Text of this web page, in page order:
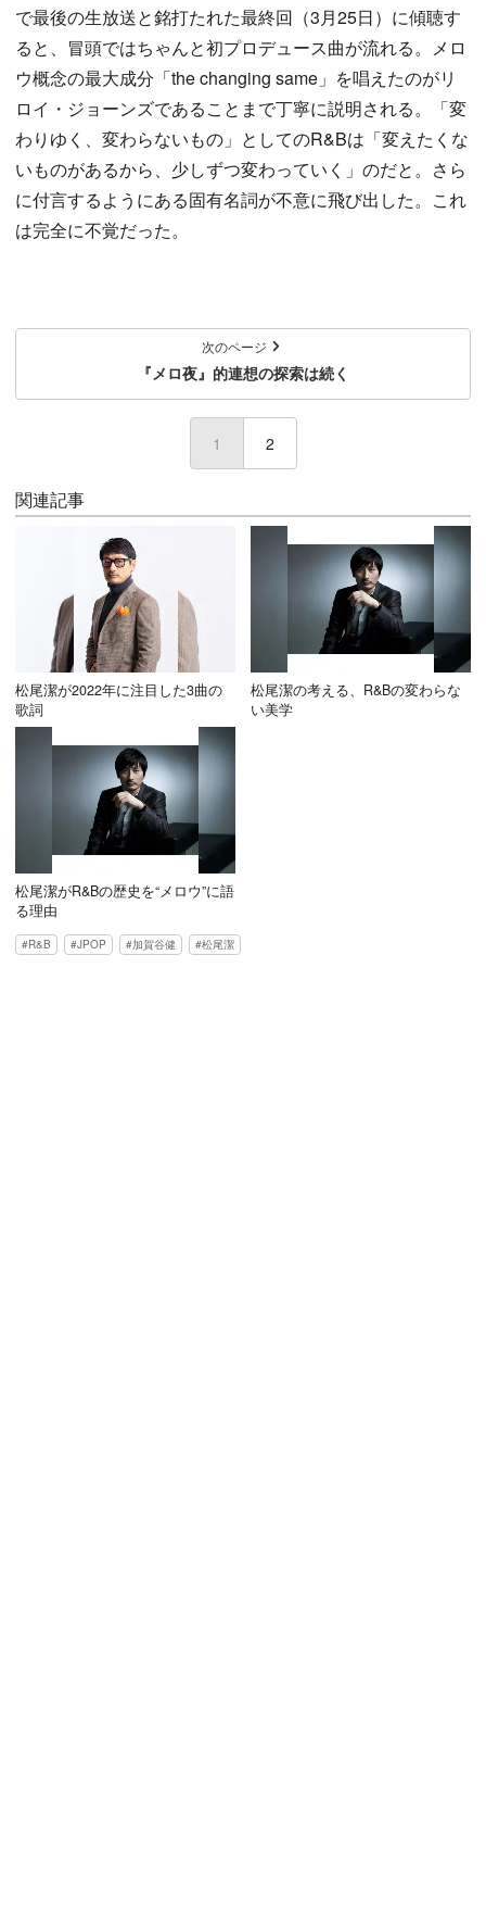
で最後の生放送と銘打たれた最終回（3月25日）に傾聴す
ると、冒頭ではちゃんと初プロデュース曲が流れる。メロ
ウ概念の最大成分「the changing same」を唱えたのがリ
ロイ・ジョーンズであることまで丁寧に説明される。「変
わりゆく、変わらないもの」としてのR&Bは「変えたくな
いものがあるから、少しずつ変わっていく」のだと。さら
に付言するようにある固有名詞が不意に飛び出した。これ
は完全に不覚だった。
次のページ
『メロ夜』的連想の探索は続く
1 (current)
2
関連記事
松尾潔が2022年に注目した3曲の
歌詞
松尾潔の考える、R&Bの変わらな
い美学
松尾潔がR&Bの歴史を“メロウ”に語
る理由
R&B JPOP 加賀谷健 松尾潔